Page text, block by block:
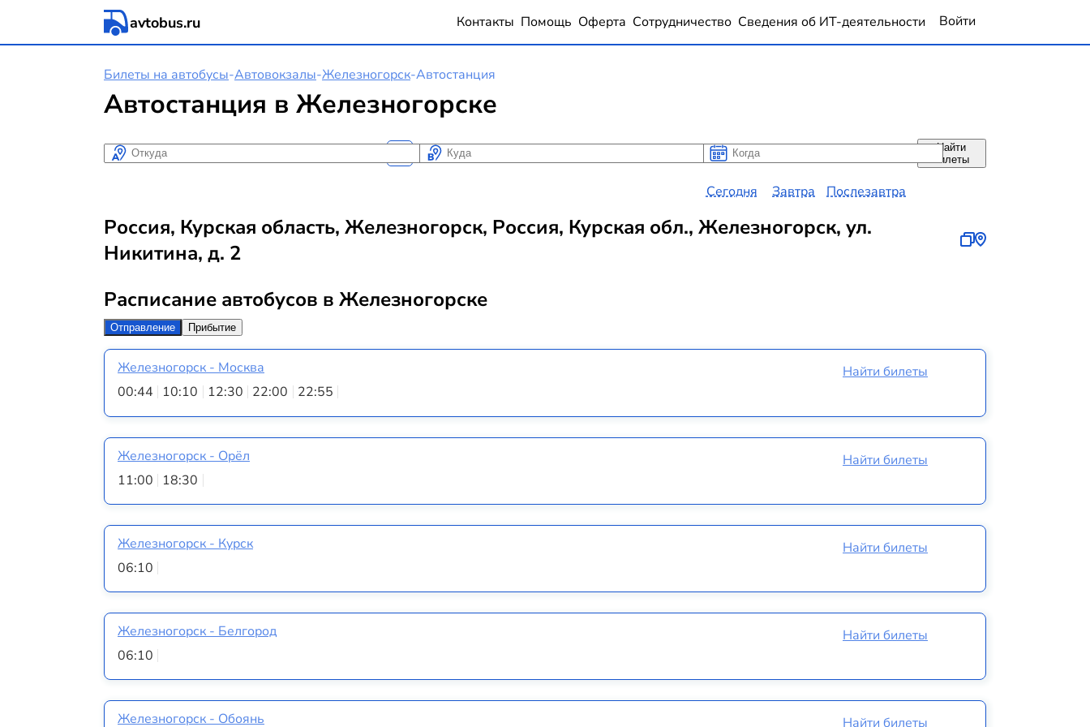
avtobus.ru Контакты Помощь Оферта Сотрудничество Сведения об ИТ-деятельности Войти
Билеты на автобусы-Автовокзалы-Железногорск-Автостанция
Автостанция в Железногорске
Откуда Куда Когда
Когда
Сегодня Завтра Послезавтра
Найти
билеты
Россия, Курская область, Железногорск, Россия, Курская обл., Железногорск, ул.
Никитина, д. 2
Расписание автобусов в Железногорске
Отправление Прибытие
Железногорск - Москва
00:44
10:10 12:30 22:00 22:55
Найти билеты
Железногорск - Орёл
11:00
18:30
Найти билеты
Железногорск - Курск
06:10
Найти билеты
Железногорск - Белгород
06:10
Найти билеты
Железногорск - Обоянь Найти билеты